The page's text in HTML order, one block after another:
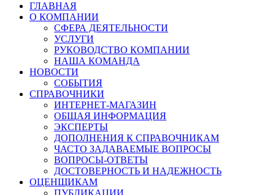
ГЛАВНАЯ
О КОМПАНИИ
СФЕРА ДЕЯТЕЛЬНОСТИ
УСЛУГИ
РУКОВОДСТВО КОМПАНИИ
НАША КОМАНДА
НОВОСТИ
СОБЫТИЯ
СПРАВОЧНИКИ
ИНТЕРНЕТ-МАГАЗИН
ОБЩАЯ ИНФОРМАЦИЯ
ЭКСПЕРТЫ
ДОПОЛНЕНИЯ К СПРАВОЧНИКАМ
ЧАСТО ЗАДАВАЕМЫЕ ВОПРОСЫ
ВОПРОСЫ-ОТВЕТЫ
ДОСТОВЕРНОСТЬ И НАДЕЖНОСТЬ
ОЦЕНЩИКАМ
ПУБЛИКАЦИИ